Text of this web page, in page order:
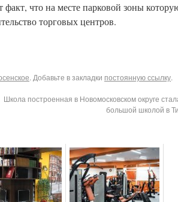
что на месте парковой зоны
торговых центров.
. Добавьте в закладки постоянную ссылку.
Школа построенная в Новомосковском округе
большой школой в